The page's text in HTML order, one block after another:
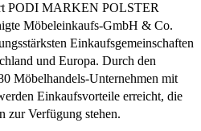
PODI MARKEN POLSTER
Möbeleinkaufs-GmbH & Co.
Einkaufsgemeinschaften
und Europa. Durch den
Möbelhandels-Unternehmen mit
Einkaufsvorteile erreicht, die
zur Verfügung stehen.